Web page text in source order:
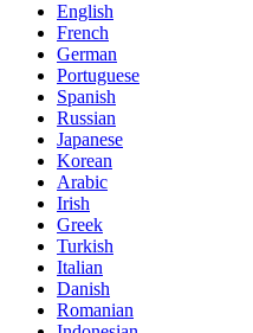
English
French
German
Portuguese
Spanish
Russian
Japanese
Korean
Arabic
Irish
Greek
Turkish
Italian
Danish
Romanian